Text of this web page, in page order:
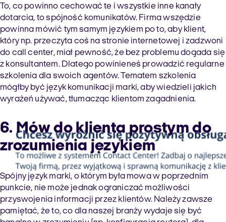
To, co powinno cechować te i wszystkie inne kanały
dotarcia, to spójność komunikatów. Firma wszędzie
powinna mówić tym samym językiem po to, aby klient,
który np. przeczyta coś na stronie internetowej i zadzwoni
do call center, miał pewność, że bez problemu dogada się
z konsultantem. Dlatego powinieneś prowadzić regularne
szkolenia dla swoich agentów. Tematem szkolenia
mógłby być język komunikacji marki, aby wiedzieli jakich
wyrażeń używać, tłumacząc klientom zagadnienia.
6. Mów do klienta prostym do
zrozumienia językiem
Spójny język marki, o którym była mowa w poprzednim
punkcie, nie może jednak ograniczać możliwości
przyswojenia informacji przez klientów. Należy zawsze
pamiętać, że to, co dla naszej branży wydaje się być